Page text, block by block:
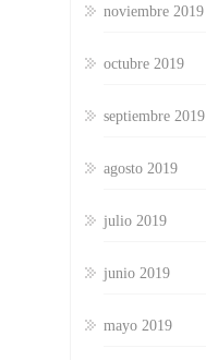
noviembre 2019
octubre 2019
septiembre 2019
agosto 2019
julio 2019
junio 2019
mayo 2019